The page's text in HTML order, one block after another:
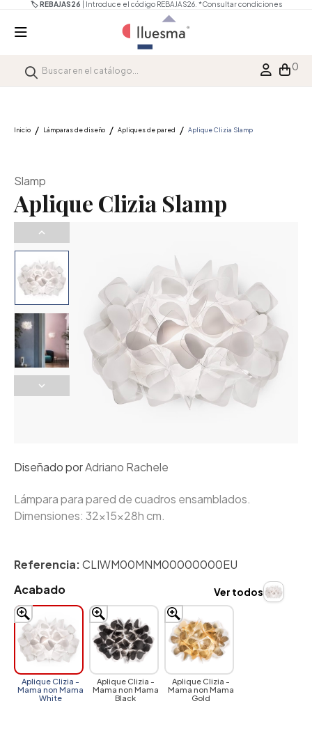
🏷️ REBAJAS26 | Introduce el código REBAJAS26. *Consultar condiciones
0
Inicio Lámparas de diseño Apliques de pared Aplique Clizia Slamp
Slamp
Aplique Clizia Slamp
Diseñado porAdriano Rachele
Lámpara para pared de cuadros ensamblados.
Dimensiones: 32x15x28h cm.
Referencia:CLIWM00MNM00000000EU
Acabado
Aplique Clizia -
Mama non Mama
White
Aplique Clizia -
Mama non Mama
Black
Aplique Clizia -
Mama non Mama
Gold
Ver todos